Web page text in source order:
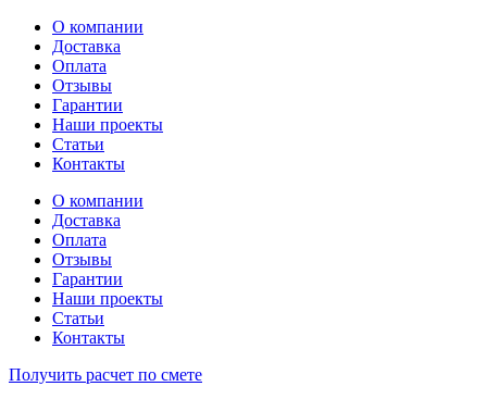
Перейти
содержимому
О компании
Доставка
Оплата
Отзывы
Гарантии
Наши проекты
Статьи
Контакты
О компании
Доставка
Оплата
Отзывы
Гарантии
Наши проекты
Статьи
Контакты
Получить расчет по смете